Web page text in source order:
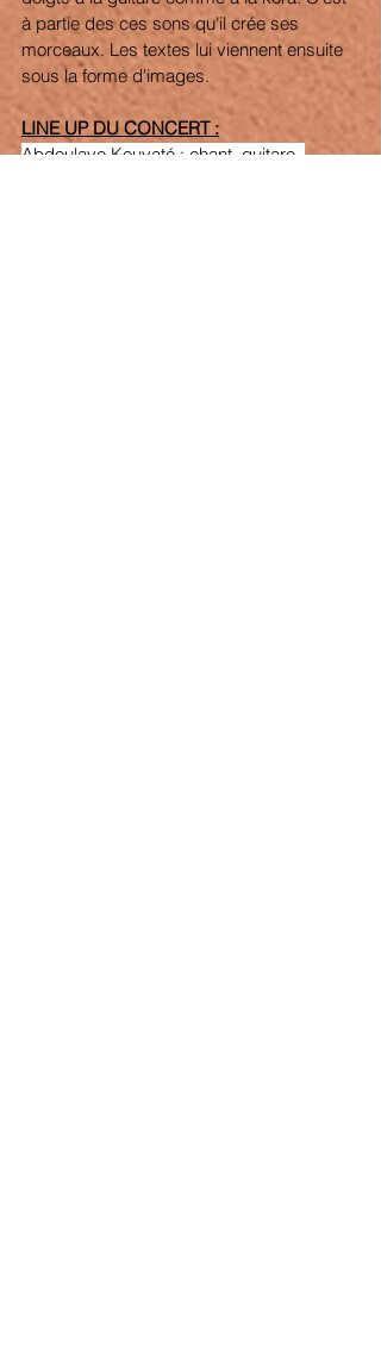
à partie des ces sons qu'il crée ses
morceaux. Les textes lui viennent ensuite
sous la forme d'images.
LINE UP DU CONCERT :
Abdoulaye Kouyaté : chant, guitare,